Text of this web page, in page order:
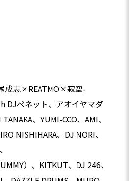
成志×REATMO×寂空-
DJぺネット、アオイヤマダ
、YUMI-CCO、AMI、
NISHIHARA、DJ NORI、
）、KITKUT、DJ 246、